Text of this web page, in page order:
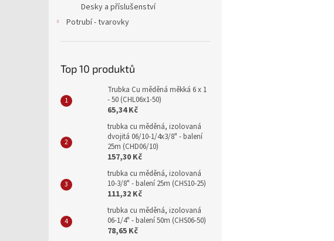
Desky a příslušenství
Potrubí - tvarovky
Top 10 produktů
Trubka Cu měděná měkká 6 x 1
- 50 (CHL06x1-50)
65,34 Kč
trubka cu měděná, izolovaná
dvojitá 06/10-1/4x3/8" - balení
25m (CHD06/10)
157,30 Kč
trubka cu měděná, izolovaná
10-3/8" - balení 25m (CHS10-25)
111,32 Kč
trubka cu měděná, izolovaná
06-1/4" - balení 50m (CHS06-50)
78,65 Kč